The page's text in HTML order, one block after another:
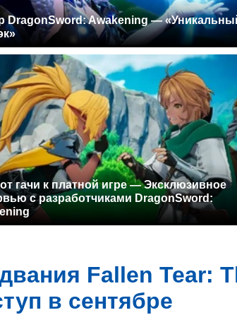
DragonSword: Awakening —
гачи к платной игре — Эксклюзивное
с разработчиками DragonSword:
Fallen Tear:
в сентябре